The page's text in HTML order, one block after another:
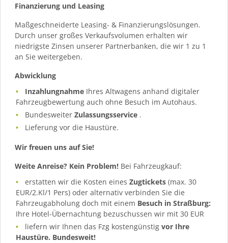
Finanzierung und Leasing
Maßgeschneiderte Leasing- & Finanzierungslösungen.
Durch unser großes Verkaufsvolumen erhalten wir
niedrigste Zinsen unserer Partnerbanken, die wir 1 zu 1
an Sie weitergeben.
Abwicklung
Inzahlungnahme Ihres Altwagens anhand digitaler
Fahrzeugbewertung auch ohne Besuch im Autohaus.
BundesweiterZulassungsservice .
Lieferung vor die Haustüre.
Wir freuen uns auf Sie!
Weite Anreise? Kein Problem! Bei Fahrzeugkauf:
erstatten wir die Kosten einesZugtickets (max. 30
EUR/2.Kl/1 Pers) oder alternativ verbinden Sie die
Fahrzeugabholung doch mit einem Besuch in Straßburg:
Ihre Hotel-Übernachtung bezuschussen wir mit 30 EUR
liefern wir Ihnen das Fzg kostengünstigvor Ihre
Haustüre. Bundesweit!